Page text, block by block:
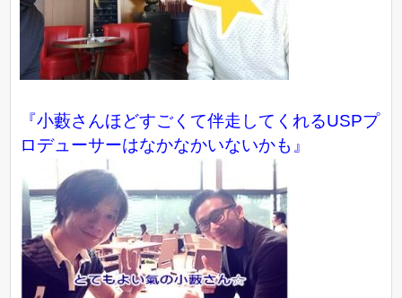
『小藪さんほどすごくて伴走してくれるUSPプ
ロデューサーはなかなかいないかも』